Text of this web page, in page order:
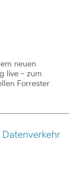
neuen
live – zum
Forrester